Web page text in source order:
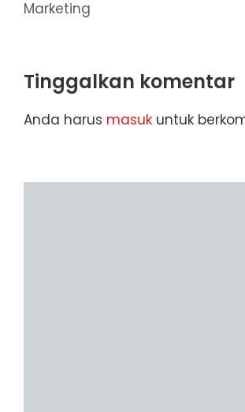
Marketing
Tinggalkan komentar
Anda harus masuk untuk